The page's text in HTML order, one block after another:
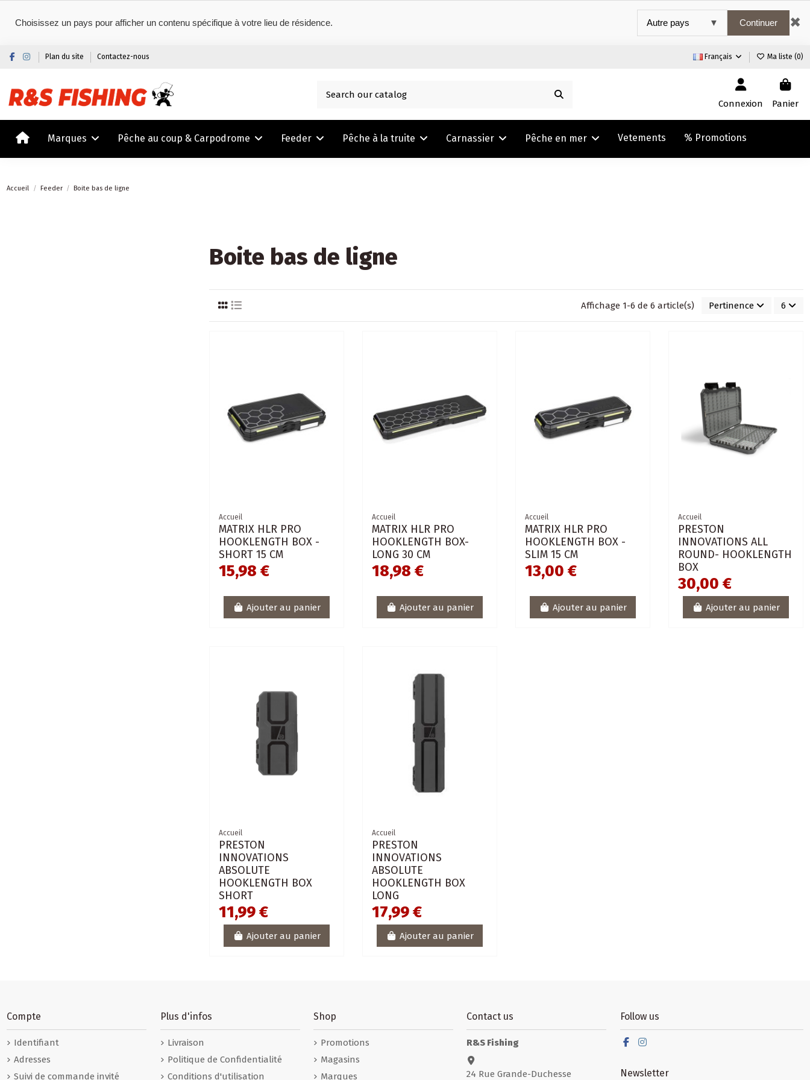
Choisissez un pays pour afficher un contenu spécifique à votre lieu de résidence. Continuer ✖
Plan du site Contactez-nous Français Ma liste (0)
Connexion Panier
Marques Pêche au coup & Carpodrome Feeder Pêche à la truite Carnassier Pêche en mer Vetements % Promotions
Accueil Feeder Boite bas de ligne
Boite bas de ligne
Affichage 1-6 de 6 article(s) Pertinence 6
Accueil
MATRIX HLR PRO
HOOKLENGTH BOX -
SHORT 15 CM
15,98 €
Ajouter au panier
Accueil
MATRIX HLR PRO
HOOKLENGTH BOX-
LONG 30 CM
18,98 €
Ajouter au panier
Accueil
MATRIX HLR PRO
HOOKLENGTH BOX -
SLIM 15 CM
13,00 €
Ajouter au panier
Accueil
PRESTON
INNOVATIONS ALL
ROUND- HOOKLENGTH
BOX
30,00 €
Ajouter au panier
Accueil
PRESTON
INNOVATIONS
ABSOLUTE
HOOKLENGTH BOX
SHORT
11,99 €
Ajouter au panier
Accueil
PRESTON
INNOVATIONS
ABSOLUTE
HOOKLENGTH BOX
LONG
17,99 €
Ajouter au panier
Compte
Identifiant
Adresses
Suivi de commande invité
Plus d'infos
Livraison
Politique de Confidentialité
Conditions d'utilisation
Shop
Promotions
Magasins
Marques
Contact us
R&S Fishing
24 Rue Grande-Duchesse
Follow us
Newsletter